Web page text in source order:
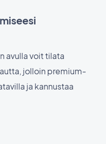
avulla voit tilata
jolloin premium-
ja kannustaa